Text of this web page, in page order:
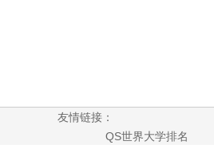
友情链接：
QS世界大学排名